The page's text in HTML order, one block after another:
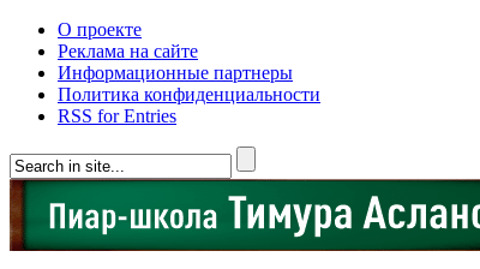
О проекте
Реклама на сайте
Информационные партнеры
Политика конфиденциальности
RSS for Entries